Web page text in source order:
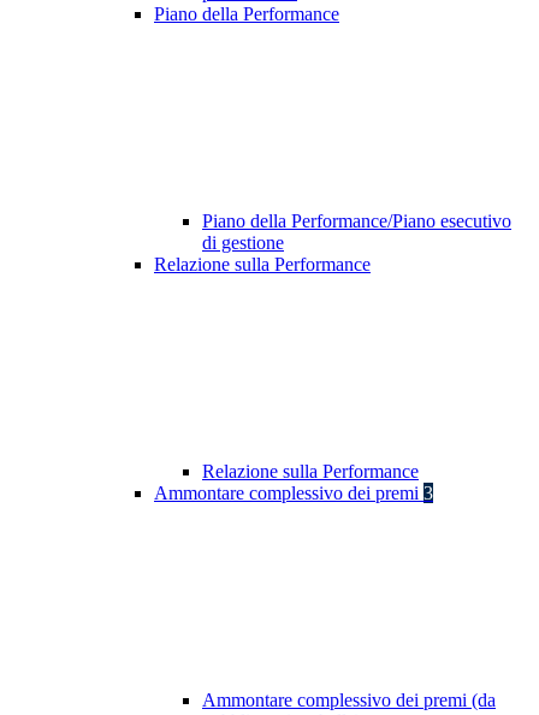
Piano della Performance
Piano della Performance/Piano esecutivo
di gestione
Relazione sulla Performance
Relazione sulla Performance
Ammontare complessivo dei premi 3
Ammontare complessivo dei premi (da